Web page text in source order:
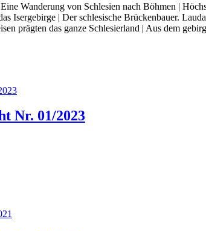
Wan­de­rung von Schle­si­en nach Böh­men |
Iser­ge­bir­ge | Der schle­si­sche Brü­cken­bau­er.
präg­ten das gan­ze Schle­si­er­land | Aus dem
Nr. 01/2023